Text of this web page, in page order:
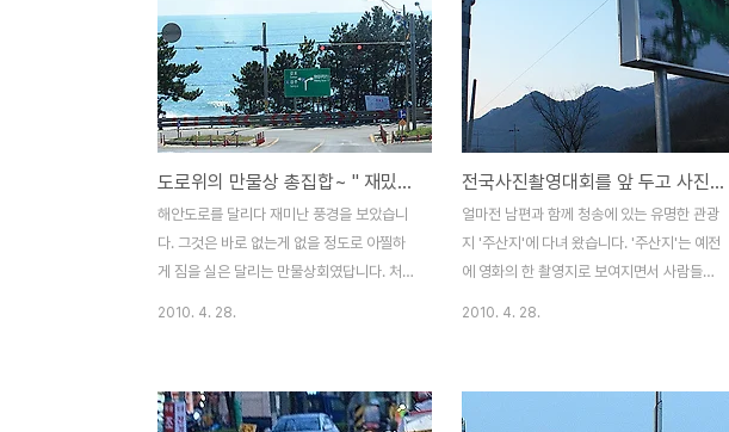
도로위의 만물상 총집합~ " 재밌어요"
해안도로를 달리다 재미난 풍경을 보았습니
다. 그것은 바로 없는게 없을 정도로 아찔하
게 짐을 실은 달리는 만물상회였답니다. 처음
사용하는 삽과 곡괭이를 비롯해 정말 다양한
2010. 4. 28.
전국사진촬영대회를 앞 두고 사진작가들에게 하고 싶은 말..
얼마전 남편과 함께 청송에 있는 유명한 관광
지 '주산지'에 다녀 왔습니다. '주산지'는 예전
에 영화의 한 촬영지로 보여지면서 사람들부
그래서인지.. 며칠전 새벽 주산지의 아름다운
2010. 4. 28.